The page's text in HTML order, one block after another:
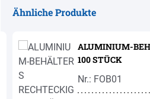
Ähnliche Produkte
ALUMINIUM-
100 STÜCK
Nr.: FOB01